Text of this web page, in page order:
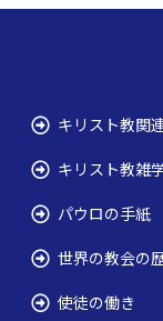
キリスト教関
キリスト教雑
パウロの手紙
世界の教会の
使徒の働き